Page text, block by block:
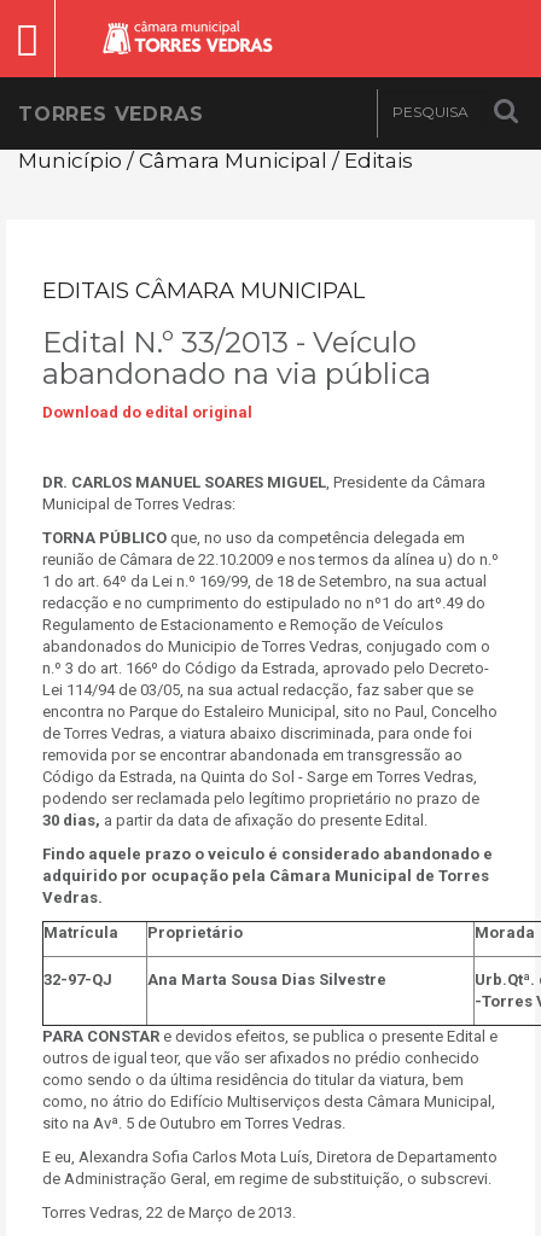
TORRES VEDRAS
Município / Câmara Municipal / Editais
EDITAIS CÂMARA MUNICIPAL
Edital N.º 33/2013 - Veículo
abandonado na via pública
Download do edital original
DR. CARLOS MANUEL SOARES MIGUEL, Presidente da Câmara
Municipal de Torres Vedras:
TORNA PÚBLICO que, no uso da competência delegada em
reunião de Câmara de 22.10.2009 e nos termos da alínea u) do n.º
1 do art. 64º da Lei n.º 169/99, de 18 de Setembro, na sua actual
redacção e no cumprimento do estipulado no nº1 do artº.49 do
Regulamento de Estacionamento e Remoção de Veículos
abandonados do Municipio de Torres Vedras, conjugado com o
n.º 3 do art. 166º do Código da Estrada, aprovado pelo Decreto-
Lei 114/94 de 03/05, na sua actual redacção, faz saber que se
encontra no Parque do Estaleiro Municipal, sito no Paul, Concelho
de Torres Vedras, a viatura abaixo discriminada, para onde foi
removida por se encontrar abandonada em transgressão ao
Código da Estrada, na Quinta do Sol - Sarge em Torres Vedras,
podendo ser reclamada pelo legítimo proprietário no prazo de
30 dias, a partir da data de afixação do presente Edital.
Findo aquele prazo o veiculo é considerado abandonado e
adquirido por ocupação pela Câmara Municipal de Torres
Vedras.
Matrícula
Proprietário Morada
32-97-QJ Ana Marta Sousa Dias Silvestre
Urb.Qtª.
-Torres
PARA CONSTAR e devidos efeitos, se publica o presente Edital e
outros de igual teor, que vão ser afixados no prédio conhecido
como sendo o da última residência do titular da viatura, bem
como, no átrio do Edifício Multiserviços desta Câmara Municipal,
sito na Avª. 5 de Outubro em Torres Vedras.
E eu, Alexandra Sofia Carlos Mota Luís, Diretora de Departamento
de Administração Geral, em regime de substituição, o subscrevi.
Torres Vedras, 22 de Março de 2013.